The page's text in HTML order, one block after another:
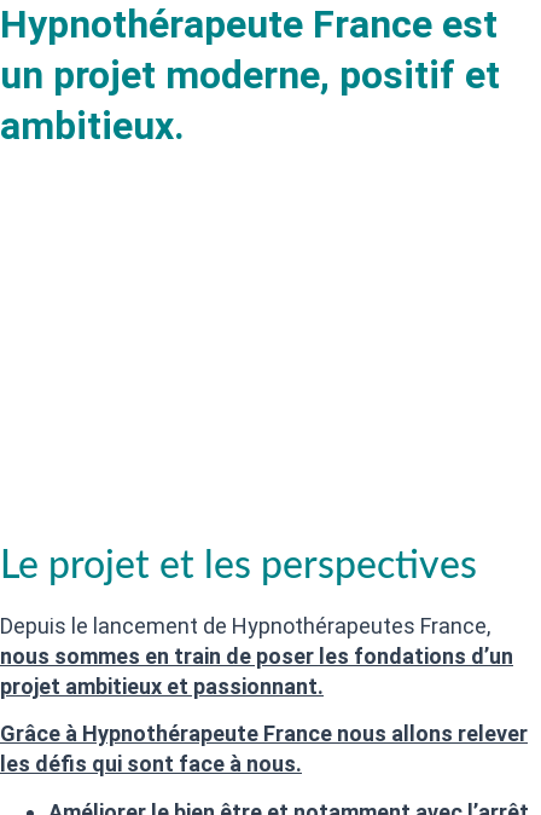
Hypnothérapeute France est
un projet moderne, positif et
ambitieux.
Le projet et les perspectives
Depuis le lancement de Hypnothérapeutes France,
nous sommes en train de poser les fondations d’un
projet ambitieux et passionnant.
Grâce à Hypnothérapeute France nous allons relever
les défis qui sont face à nous.